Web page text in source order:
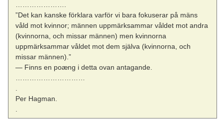
………………….
”Det kan kanske förklara varför vi bara fokuserar på mäns
våld mot kvinnor; männen uppmärksammar våldet mot andra
(kvinnorna, och missar männen) men kvinnorna
uppmärksammar våldet mot dem själva (kvinnorna, och
missar männen).”
— Finns en poæng i detta ovan antagande.
…………………………
.
Per Hagman.
.